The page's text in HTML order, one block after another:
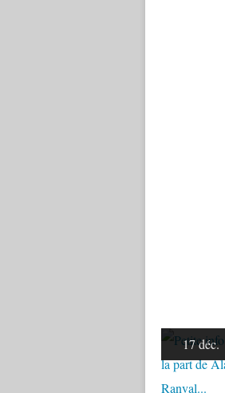
17 déc.